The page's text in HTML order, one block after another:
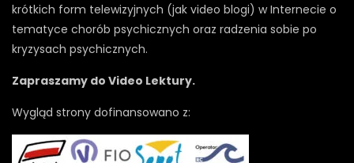
krótkich form telewizyjnych (jak video blogi) w Internecie o
tematyce chorób psychicznych oraz radzenia sobie po
kryzysach psychicznych.
Zapraszamy do Video Lektury.
Wygląd strony dofinansowano z: